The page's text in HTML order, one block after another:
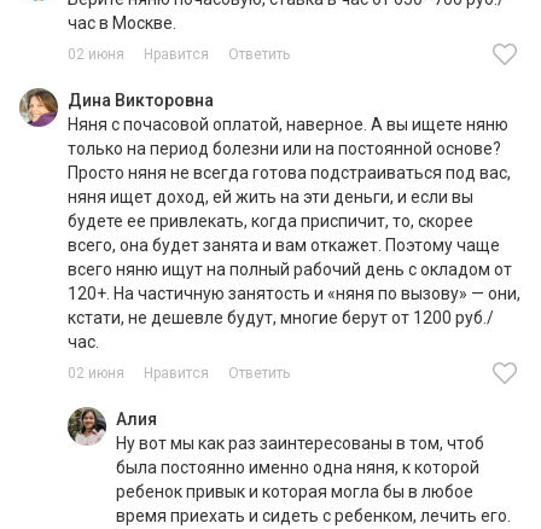
час в Москве.
02 июня Нравится Ответить
Дина Викторовна
Няня с почасовой оплатой, наверное. А вы ищете няню
только на период болезни или на постоянной основе?
Просто няня не всегда готова подстраиваться под вас,
няня ищет доход, ей жить на эти деньги, и если вы
будете ее привлекать, когда приспичит, то, скорее
всего, она будет занята и вам откажет. Поэтому чаще
всего няню ищут на полный рабочий день с окладом от
120+. На частичную занятость и «няня по вызову» — они,
кстати, не дешевле будут, многие берут от 1200 руб./
час.
02 июня Нравится Ответить
Алия
Ну вот мы как раз заинтересованы в том, чтоб
была постоянно именно одна няня, к которой
ребенок привык и которая могла бы в любое
время приехать и сидеть с ребенком, лечить его.